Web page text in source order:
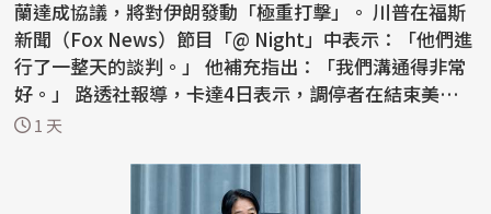
蘭達成協議，將對伊朗發動「極重打擊」。 川普在福斯
新聞（Fox News）節目「@ Night」中表示：「他們進
行了一整天的談判。」 他補充指出：「我們溝通得非常
好。」 路透社報導，卡達4日表示，調停者在結束美伊
戰爭的...
1 天